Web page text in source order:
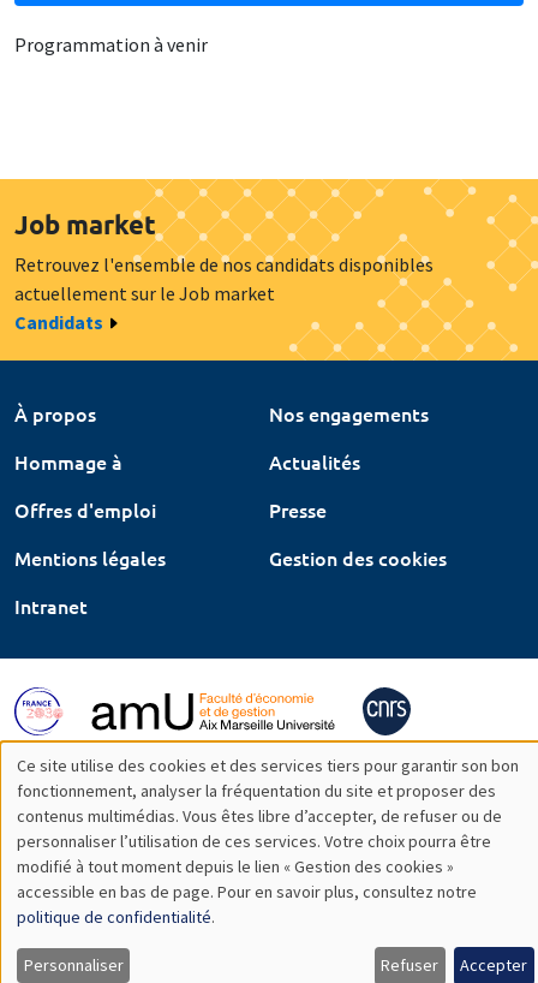
Programmation à venir
Job market
Retrouvez l'ensemble de nos candidats disponibles
actuellement sur le Job market
Candidats
À propos
Nos engagements
Hommage à
Actualités
Offres d'emploi
Presse
Mentions légales
Gestion des cookies
Intranet
Utilisation
des
données
personnelles
et
Ce site utilise des cookies et des services tiers pour garantir son bon
fonctionnement, analyser la fréquentation du site et proposer des
contenus multimédias. Vous êtes libre d’accepter, de refuser ou de
personnaliser l’utilisation de ces services. Votre choix pourra être
modifié à tout moment depuis le lien « Gestion des cookies »
accessible en bas de page. Pour en savoir plus, consultez notre
politique de confidentialité.
Personnaliser Refuser Accepter